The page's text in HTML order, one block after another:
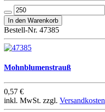
Bestell-Nr. 47385
Mohnblumenstrauß
0,57 €
inkl. MwSt. zzgl. Versandkosten